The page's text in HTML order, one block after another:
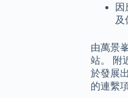
因
及
由萬景
站。 附
於發展
的連繫